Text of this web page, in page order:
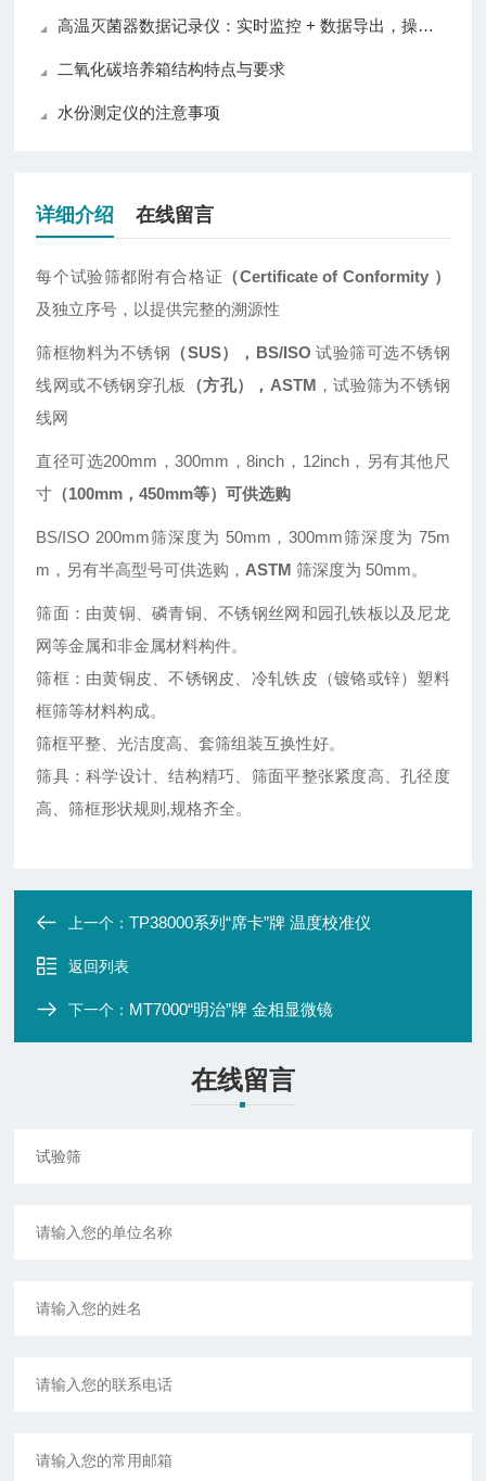
高温灭菌器数据记录仪：实时监控 + 数据导出，操作便捷
二氧化碳培养箱结构特点与要求
水份测定仪的注意事项
详细介绍 在线留言
每个试验筛都附有合格证 （Certificate of Conformity ）
及独立序号，以提供完整的溯源性
筛框物料为不锈钢 （SUS），BS/ISO试验筛可选不锈钢
线网或不锈钢穿孔板
（方孔），ASTM ，试验筛为不锈钢
线网
直径可选200mm，300mm，8inch，12inch，另有其他尺
寸 （100mm，450mm等）可供选购
BS/ISO 200mm筛深度为 50mm，300mm筛深度为 75m
m，另有半高型号可供选购， ASTM 筛深度为 50mm。
筛面：由黄铜、磷青铜、不锈钢丝网和园孔铁板以及尼龙
网等金属和非金属材料构件。
筛框：由黄铜皮、不锈钢皮、冷轧铁皮 （镀铬或锌） 塑料
框筛等材料构成。
筛框平整、光洁度高、套筛组装互换性好。
筛具：科学设计、结构精巧、筛面平整张紧度高、孔径度
高、筛框形状规则,规格齐全。
上一个：TP38000系列“席卡”牌 温度校准仪
返回列表
下一个： MT7000“明治”牌 金相显微镜
在线留言